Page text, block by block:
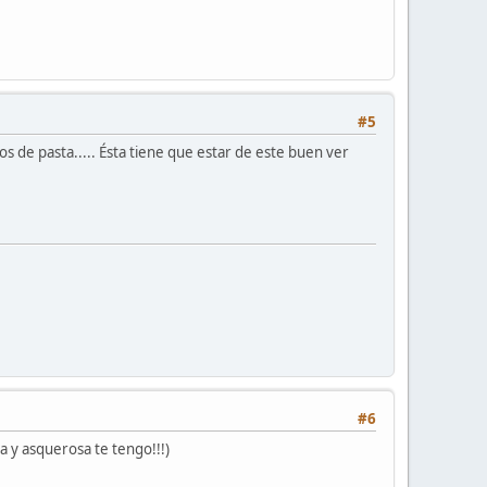
#5
de pasta..... Ésta tiene que estar de este buen ver
#6
y asquerosa te tengo!!!)